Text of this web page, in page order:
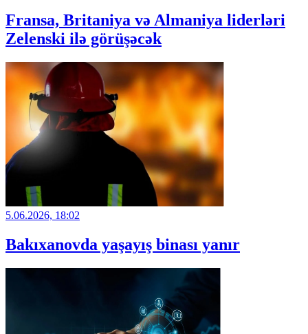
Fransa, Britaniya və Almaniya liderləri
Zelenski ilə görüşəcək
5.06.2026, 18:02
Bakıxanovda yaşayış binası yanır